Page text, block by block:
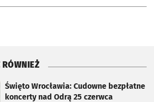
Święto Wrocławia: Cudowne bezpłatne
koncerty nad Odrą 25 czerwca
karcie